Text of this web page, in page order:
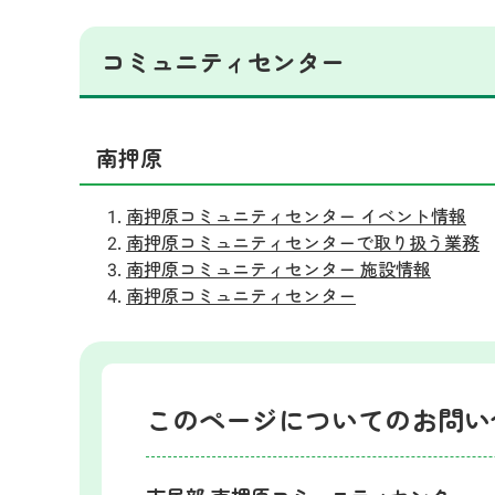
コミュニティセンター
南押原
南押原コミュニティセンター イベント情報
南押原コミュニティセンターで取り扱う業務
南押原コミュニティセンター 施設情報
南押原コミュニティセンター
このページについてのお問